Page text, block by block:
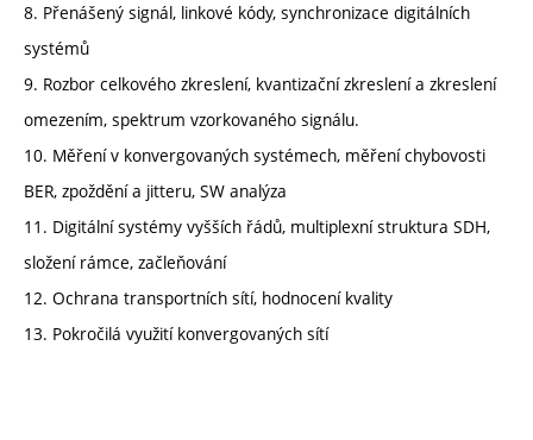
8. Přenášený signál, linkové kódy, synchronizace digitálních
systémů
9. Rozbor celkového zkreslení, kvantizační zkreslení a zkreslení
omezením, spektrum vzorkovaného signálu.
10. Měření v konvergovaných systémech, měření chybovosti
BER, zpoždění a jitteru, SW analýza
11. Digitální systémy vyšších řádů, multiplexní struktura SDH,
složení rámce, začleňování
12. Ochrana transportních sítí, hodnocení kvality
13. Pokročilá využití konvergovaných sítí